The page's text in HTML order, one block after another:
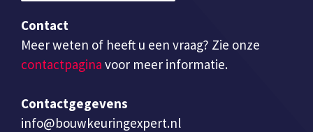
Contact
Meer weten of heeft u een vraag? Zie onze
contactpagina voor meer informatie.
Contactgegevens
info@bouwkeuringexpert.nl